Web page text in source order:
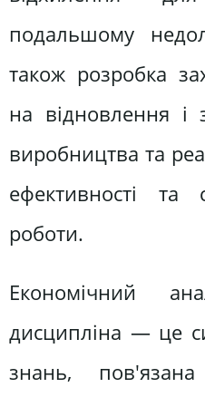
подальшому
також розробка
на відновлення і
виробництва та
ефективності та
роботи.
Економічний
дисципліна — це
знань,